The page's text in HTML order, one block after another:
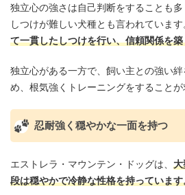
独立心の強さは自己判断をすることも
しつけが難しい犬種とも言われています
て一貫したしつけを行い、信頼関係を
独立心がある一方で、飼い主との強い
め、根気強くトレーニングをすることが
忍耐強く穏やかな一面を持つ
エストレラ・マウンテン・ドッグは、 大
段は穏やかで冷静な性格を持っています